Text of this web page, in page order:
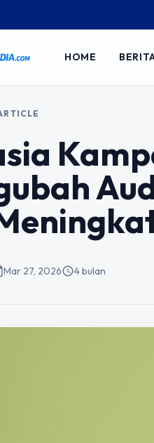
HOME
Mar 27, 2026schedule4 bulan